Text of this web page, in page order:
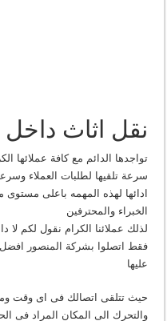
نقل اثاث
تواجدها الدائم مع كافة
سرعة تلقيها لطلبات العملاء
ادائها لهذه المهمه باعلى
الخبراء والمحترفين
لذلك عملائنا الكرام نقول لكم لا
فقط اتصلوا بشركة المنصور
عليها
حيث تتلقى اتصالك فى اى وقت ومن
والتحرك الى المكان المراد فى